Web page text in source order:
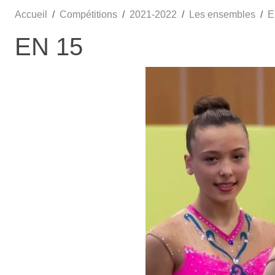
Accueil Compétitions 2021-2022 Les ensembles
EN 15